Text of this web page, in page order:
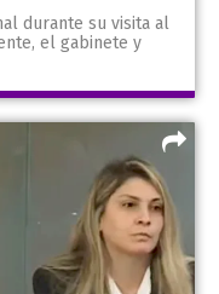
durante su visita al
el gabinete y